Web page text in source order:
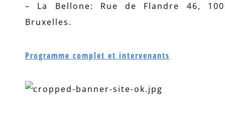
– La Bellone: Rue de Flandre 46,
Bruxelles.
Programme complet et intervenants